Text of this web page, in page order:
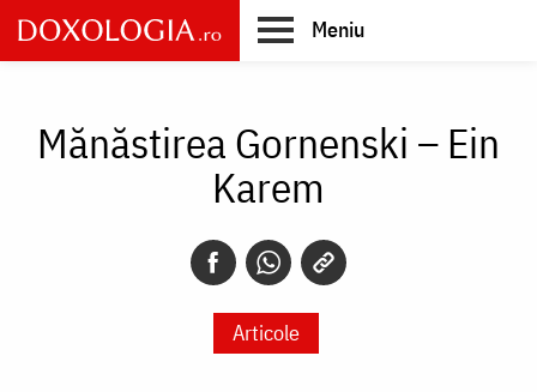
Skip
to
main
Meniu
Mănăstirea Gornenski – Ein
Karem
Articole